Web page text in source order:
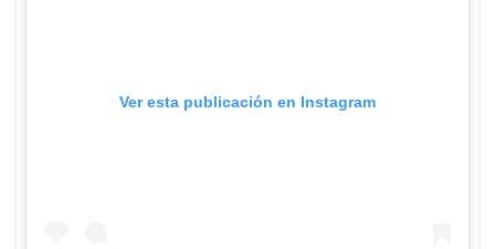
Ver esta publicación en Instagram